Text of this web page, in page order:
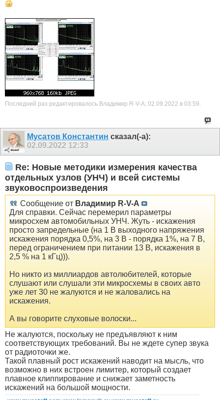
Последний раз редактировалось Владимир R-V-A; 02.09.2022 в 03:59
Мусатов Константин сказал(-а):
02.09.2022 12:33
Re: Новые методики измерения качества
отдельных узлов (УНЧ) и всей системы
звуковоспроизведения
Сообщение от Владимир R-V-A
Для справки. Сейчас перемерил параметры
микросхем автомобильных УНЧ. Жуть - искажения
просто запредельные (на 1 В выходного напряжения
искажения порядка 0,5%, на 3 В - порядка 1%, на 7 В,
перед ограничением при питании 13 В, искажения в
2,5 % на 1 кГц))).
Но никто из миллиардов автолюбителей, которые
слушают или слушали эти микросхемы в своих авто
уже лет 30 не жалуются и не жаловались на
искажения.
А вы говорите слуховые волоски...
Не жалуются, поскольку не предъявляют к ним
соответствующих требований. Вы не ждете супер звука
от радиоточки же.
Такой плавный рост искажений наводит на мысль, что
возможно в них встроен лимитер, который создает
плавное клиппирование и снижает заметность
искажений на большой мощности.